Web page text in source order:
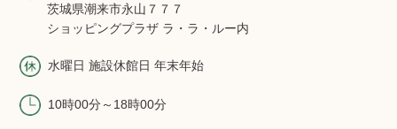
茨城県潮来市永山７７７
ショッピングプラザ ラ・ラ・ルー内
水曜日 施設休館日 年末年始
10時00分～18時00分